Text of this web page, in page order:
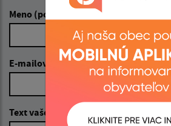
Meno (povinné)
E-mailová adresa (povinné)
Text vašej správy (povinné)